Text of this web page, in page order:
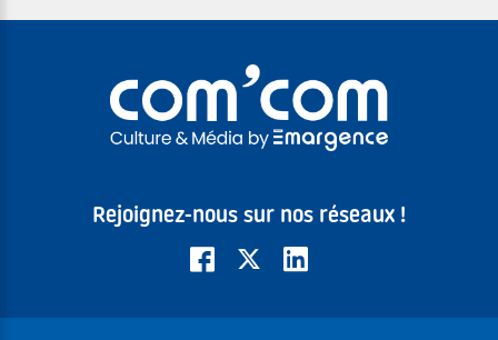
Rejoignez-nous sur nos réseaux !